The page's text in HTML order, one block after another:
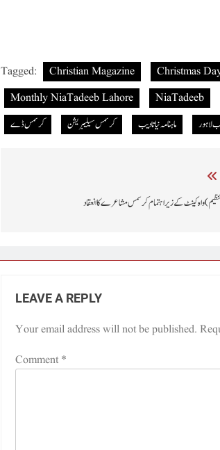
Tagged: Christian Magazine Christmas
Monthly NiaTadeeb Lahore
NiaTadeeb
کرسمس ڈے
کرسمس سیلیبریشن ماہنامہ نیاتادیب لاہور
navigationواہ کینٹ کے زیر اہتمام کرسمس مشاعرے کا انعقاد
LEAVE A REPLY
Your email address will not be published.
Comment *